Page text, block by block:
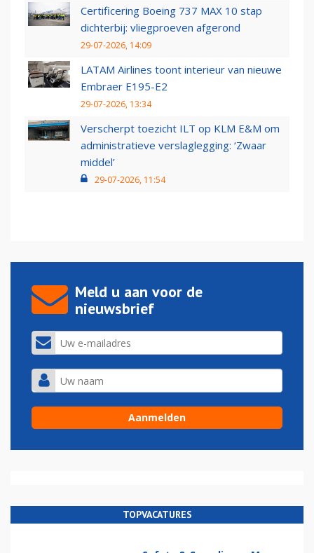
Certificering Boeing 737 MAX 10 stap
dichterbij: vliegproeven afgerond
29-07-2026, 14:09
LATAM Airlines toont interieur van nieuwe
Embraer E195-E2
29-07-2026, 13:34
Verscherpt toezicht ILT op KLM E&M om
administratieve verslaglegging: ‘Zwaar
middel’
29-07-2026, 11:54
Meld u aan voor de
nieuwsbrief
TOPVACATURES